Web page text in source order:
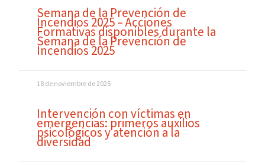
Semana de la Prevención de
Incendios 2025 – Acciones
Formativas disponibles durante la
Semana de la Prevención de
Incendios 2025
18 de noviembre de 2025
Intervención con víctimas en
emergencias: primeros auxilios
psicológicos y atención a la
diversidad